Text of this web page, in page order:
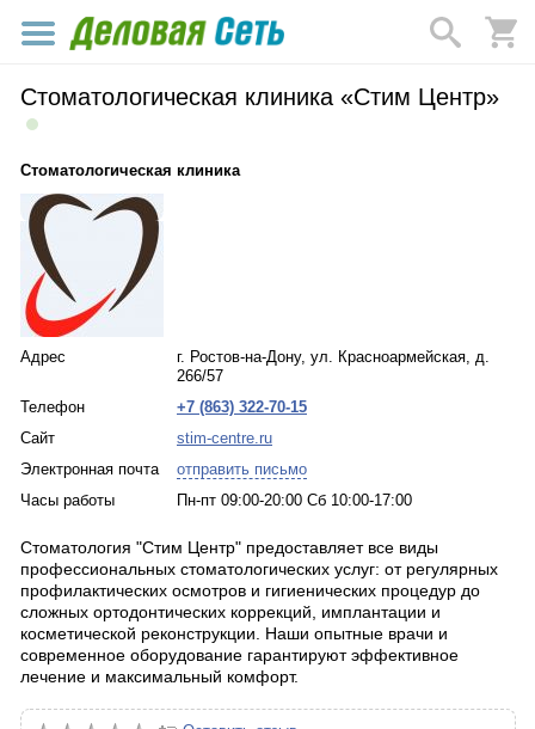
Стоматологическая клиника «Стим Центр»
Стоматологическая клиника
Адрес
г. Ростов-на-Дону, ул. Красноармейская, д.
266/57
Телефон
+7 (863) 322-70-15
Сайт
stim-centre.ru
Электронная почта
отправить письмо
Часы работы
Пн-пт 09:00-20:00 Сб 10:00-17:00
Стоматология "Стим Центр" предоставляет все виды
профессиональных стоматологических услуг: от регулярных
профилактических осмотров и гигиенических процедур до
сложных ортодонтических коррекций, имплантации и
косметической реконструкции. Наши опытные врачи и
современное оборудование гарантируют эффективное
лечение и максимальный комфорт.